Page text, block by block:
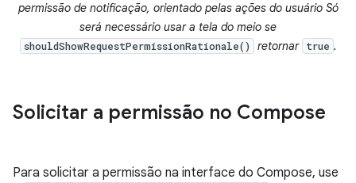
permissão de notificação, orientado pelas ações do usuário Só
será necessário usar a tela do meio se
shouldShowRequestPermissionRationale() retornar true .
Solicitar a permissão no Compose
Para solicitar a permissão na interface do Compose, use